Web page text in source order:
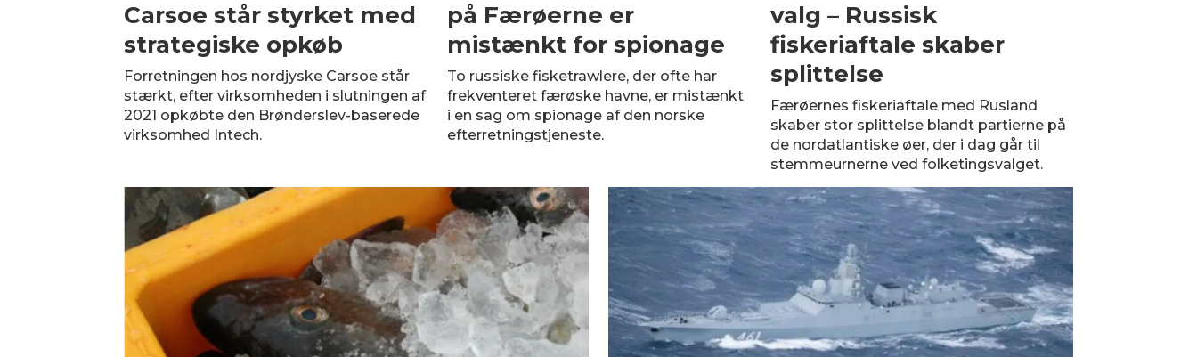
Carsoe står styrket med
strategiske opkøb
Forretningen hos nordjyske Carsoe står
stærkt, efter virksomheden i slutningen af
2021 opkøbte den Brønderslev-baserede
virksomhed Intech.
på Færøerne er
mistænkt for spionage
To russiske fisketrawlere, der ofte har
frekventeret færøske havne, er mistænkt
i en sag om spionage af den norske
efterretningstjeneste.
valg – Russisk
fiskeriaftale skaber
splittelse
Færøernes fiskeriaftale med Rusland
skaber stor splittelse blandt partierne på
de nordatlantiske øer, der i dag går til
stemmeurnerne ved folketingsvalget.